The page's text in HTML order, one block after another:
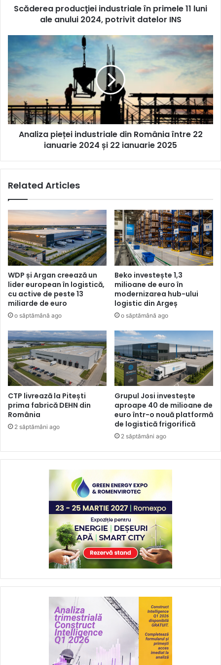
2024,
Scăderea producţiei industriale în primele 11 luni
ale anului 2024, potrivit datelor INS
pieței
industriale
România
între
ianuarie
2024
Analiza pieței industriale din România între 22
ianuarie 2024 și 22 ianuarie 2025
Related Articles
WDP și Argan creează un
lider european în logistică,
cu active de peste 13
miliarde de euro
o săptămână ago
Beko investește 1,3
milioane de euro în
modernizarea hub-ului
logistic din Argeș
o săptămână ago
CTP livrează la Pitești
prima fabrică DEHN din
România
2 săptămâni ago
Grupul Josi investește
aproape 40 de milioane de
euro într-o nouă platformă
de logistică frigorifică
2 săptămâni ago